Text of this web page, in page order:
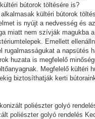
bútorok töltésére is?
kültéri bútorok
is nyújt a nedvesség és
miatt nem szívják magukba
Emellett
a napsütés
huzata is megfelelő
Megfelelő kültéri
biztosíthatják kerti
poliészter golyó
poliészter golyó rendelés